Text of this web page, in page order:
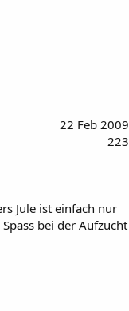
22 Feb 2009
223
Jule ist einfach nur
bei der Aufzucht